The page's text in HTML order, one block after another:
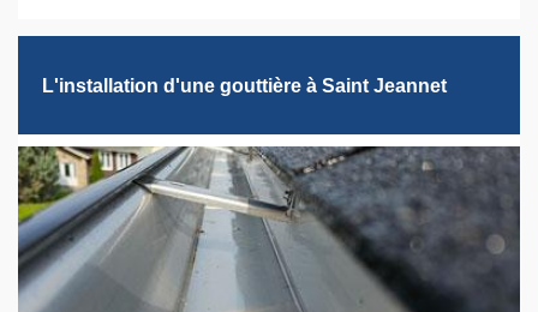
L'installation d'une gouttière à Saint Jeannet